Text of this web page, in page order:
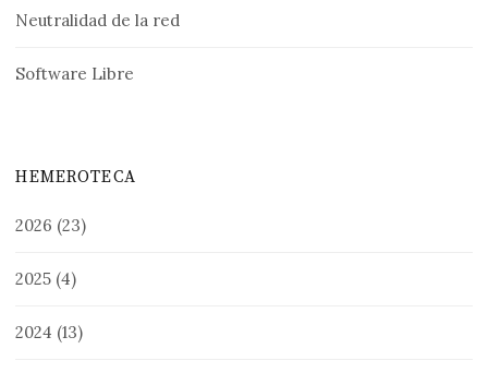
Neutralidad de la red
Software Libre
HEMEROTECA
2026 (23)
2025 (4)
2024 (13)